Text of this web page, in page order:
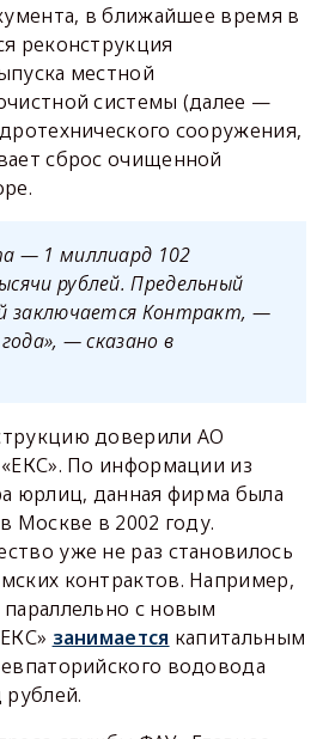
в ближайшее время в
реконструкция
местной
системы (далее —
сооружения,
сброс очищенной
— 1 миллиард 102
рублей. Предельный
заключается Контракт, —
— сказано в
доверили АО
По информации из
юрлиц, данная фирма была
Москве в 2002 году.
уже не раз становилось
контрактов. Например,
с новым
занимается капитальным
водовода